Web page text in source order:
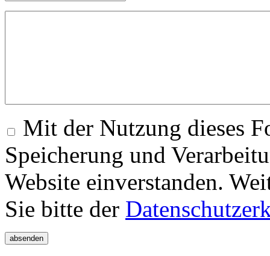
Mit der Nutzung dieses
Speicherung und
Website einverstanden.
Sie bitte der